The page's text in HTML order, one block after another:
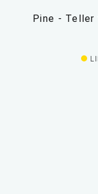
Pine - Teller